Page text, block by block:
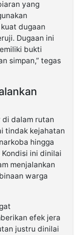
yang
dugaan
Dugaan ini
bukti
simpan,” tegas
di dalam rutan
tindak kejahatan
hingga
ini dinilai
menjalankan
warga
efek jera
justru dinilai